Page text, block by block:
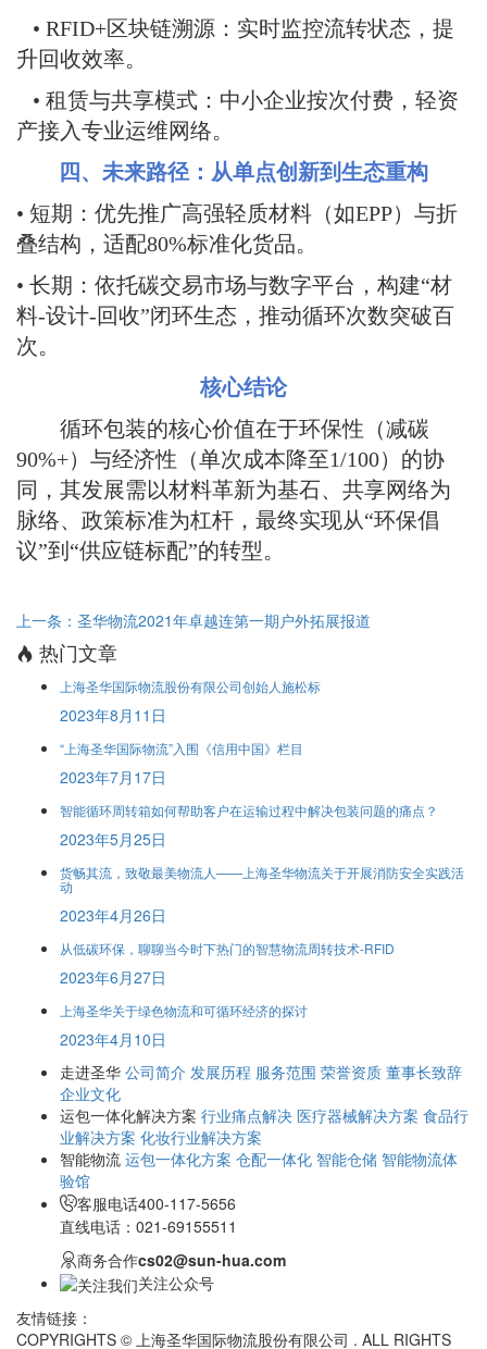
• RFID+区块链溯源：实时监控流转状态，提
升回收效率。
• 租赁与共享模式：中小企业按次付费，轻资
产接入专业运维网络。
四、未来路径：从单点创新到生态重构
• 短期：优先推广高强轻质材料（如EPP）与折
叠结构，适配80%标准化货品。
• 长期：依托碳交易市场与数字平台，构建“材
料-设计-回收”闭环生态，推动循环次数突破百
次。
核心结论
循环包装的核心价值在于环保性（减碳
90%+）与经济性（单次成本降至1/100）的协
同，其发展需以材料革新为基石、共享网络为
脉络、政策标准为杠杆，最终实现从“环保倡
议”到“供应链标配”的转型。
上一条：圣华物流2021年卓越连第一期户外拓展报道
热门文章
上海圣华国际物流股份有限公司创始人施松标
2023年8月11日
“上海圣华国际物流”入围《信用中国》栏目
2023年7月17日
智能循环周转箱如何帮助客户在运输过程中解决包装问题的痛点？
2023年5月25日
货畅其流，致敬最美物流人——上海圣华物流关于开展消防安全实践活
动
2023年4月26日
从低碳环保，聊聊当今时下热门的智慧物流周转技术-RFID
2023年6月27日
上海圣华关于绿色物流和可循环经济的探讨
2023年4月10日
走进圣华 公司简介 发展历程 服务范围 荣誉资质 董事长致辞
企业文化
运包一体化解决方案 行业痛点解决 医疗器械解决方案 食品行
业解决方案 化妆行业解决方案
智能物流 运包一体化方案 仓配一体化 智能仓储 智能物流体
验馆
客服电话400-117-5656
直线电话：021-69155511
商务合作cs02@sun-hua.com
关注公众号
友情链接：
COPYRIGHTS © 上海圣华国际物流股份有限公司 . ALL RIGHTS